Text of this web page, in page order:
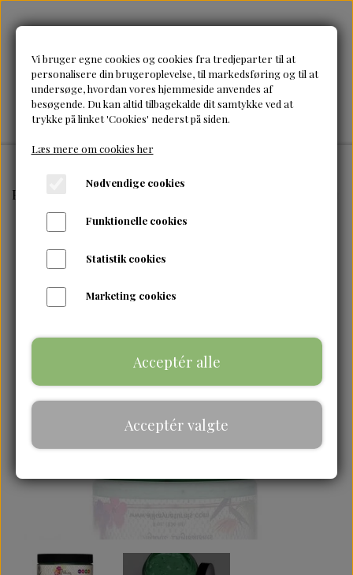
Forside Alikay
Vi bruger egne cookies og cookies fra tredjeparter til at
personalisere din brugeroplevelse, til markedsføring og til at
undersøge, hvordan vores hjemmeside anvendes af
besøgende. Du kan altid tilbagekalde dit samtykke ved at
trykke på linket 'Cookies' nederst på siden.
Læs mere om cookies her
Nødvendige cookies
Funktionelle cookies
Statistik cookies
Marketing cookies
Acceptér alle
Acceptér valgte